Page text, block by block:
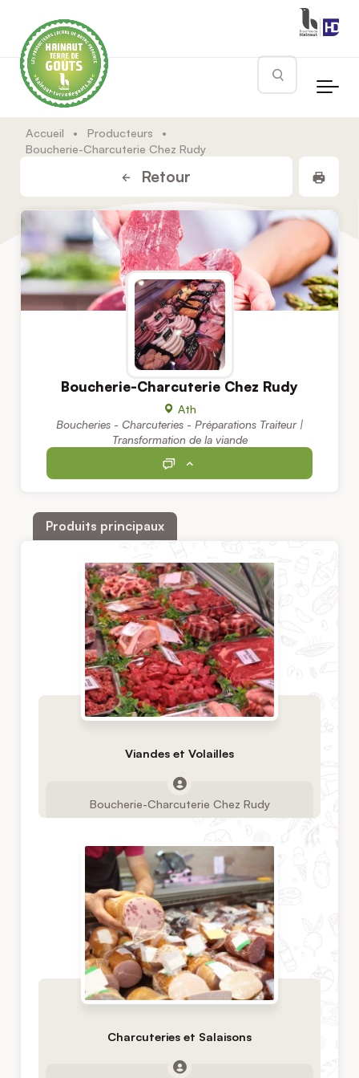
Rechercher
Accueil • Producteurs
•
Boucherie-Charcuterie Chez Rudy
Retour
Boucherie-Charcuterie Chez Rudy
Ath
Boucheries - Charcuteries - Préparations Traiteur |
Transformation de la viande
Produits principaux
Viandes et Volailles
Boucherie-Charcuterie Chez Rudy
Charcuteries et Salaisons